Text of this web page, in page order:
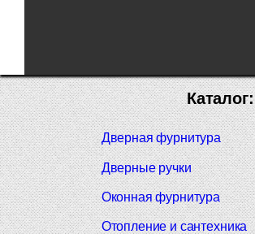
Каталог:
Дверная фурнитура
Дверные ручки
Оконная фурнитура
Отопление и сантехника